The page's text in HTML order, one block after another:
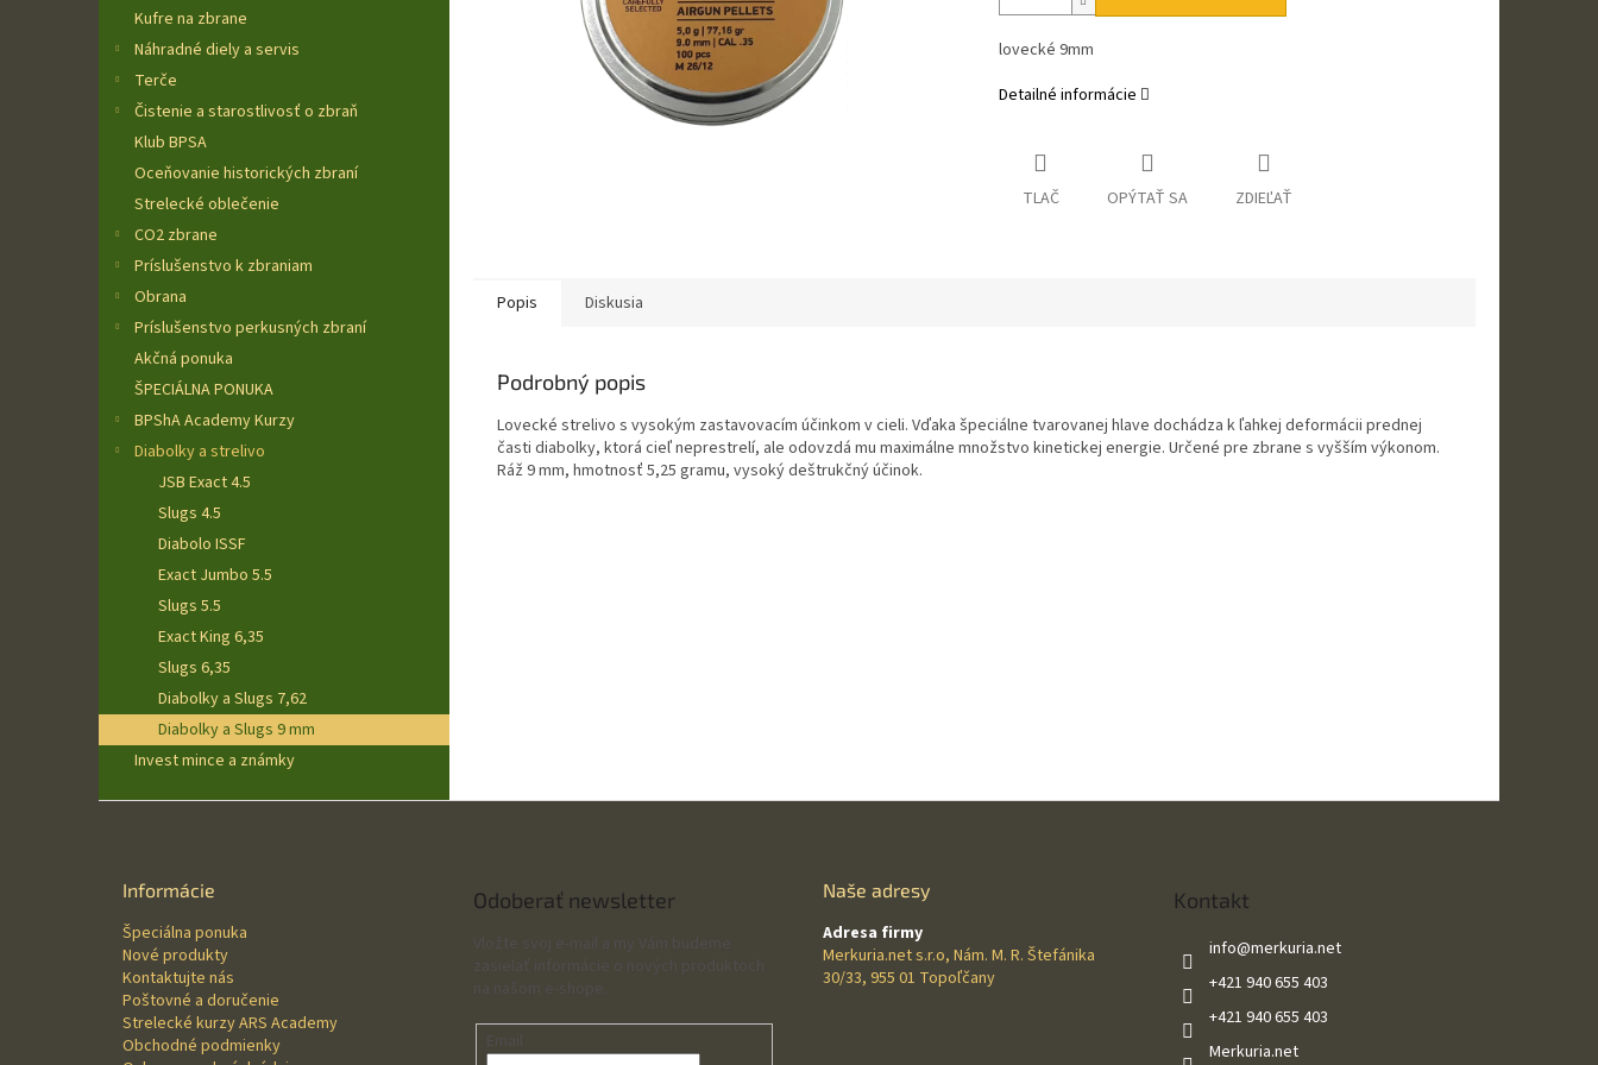
Kufre na zbrane
Náhradné diely a servis
Terče
Čistenie a starostlivosť o zbraň
Klub BPSA
Oceňovanie historických zbraní
Strelecké oblečenie
CO2 zbrane
Príslušenstvo k zbraniam
Obrana
Príslušenstvo perkusných zbraní
Akčná ponuka
ŠPECIÁLNA PONUKA
BPShA Academy Kurzy
Diabolky a strelivo
JSB Exact 4.5
Slugs 4.5
Diabolo ISSF
Exact Jumbo 5.5
Slugs 5.5
Exact King 6,35
Slugs 6,35
Diabolky a Slugs 7,62
Diabolky a Slugs 9 mm
Invest mince a známky
lovecké 9mm
Detailné informácie
TLAČ OPÝTAŤ SA ZDIEĽAŤ
Popis Diskusia
Podrobný popis
Lovecké strelivo s vysokým zastavovacím účinkom v cieli. Vďaka špeciálne tvarovanej hlave dochádza k ľahkej deformácii prednej
časti diabolky, ktorá cieľ neprestrelí, ale odovzdá mu maximálne množstvo kinetickej energie. Určené pre zbrane s vyšším výkonom.
Ráž 9 mm, hmotnosť 5,25 gramu, vysoký deštrukčný účinok.
Informácie
Špeciálna ponuka
Nové produkty
Kontaktujte nás
Poštovné a doručenie
Strelecké kurzy ARS Academy
Obchodné podmienky
Odoberať newsletter Naše adresy
Adresa firmy
Merkuria.net s.r.o, Nám. M. R. Štefánika
30/33, 955 01 Topoľčany
Kontakt
info@merkuria.net
+421 940 655 403
+421 940 655 403
Merkuria.net